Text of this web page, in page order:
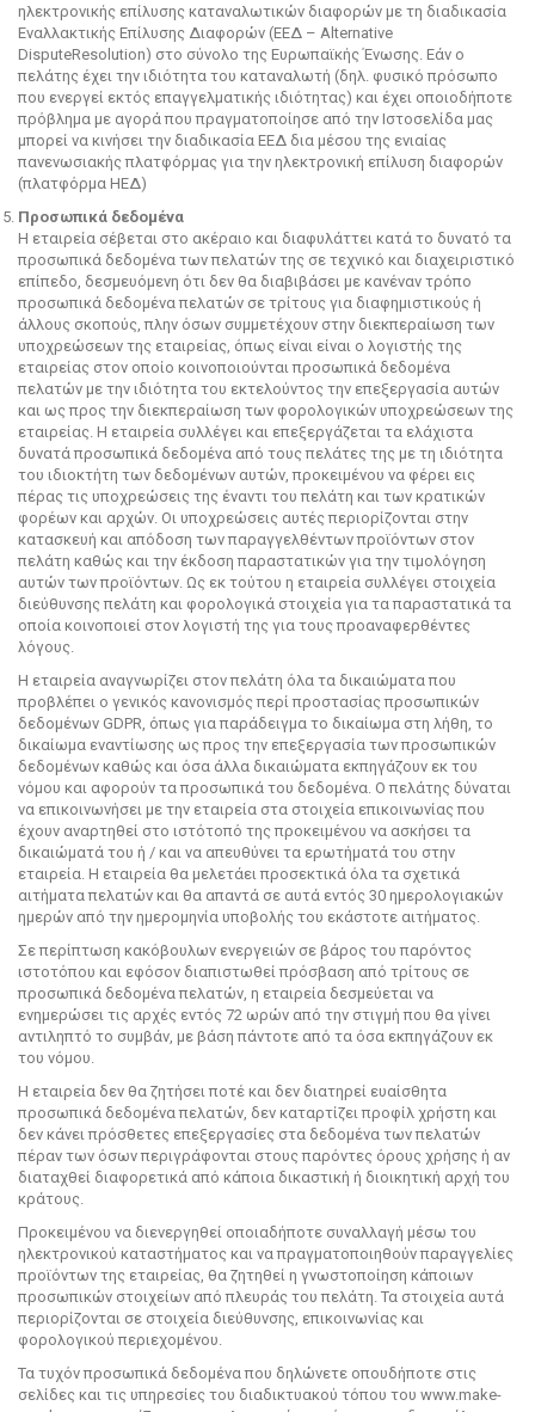
ηλεκτρονικής επίλυσης καταναλωτικών διαφορών με τη διαδικασία
Εναλλακτικής Επίλυσης Διαφορών (ΕΕΔ – Alternative
DisputeResolution) στο σύνολο της Ευρωπαϊκής Ένωσης. Εάν ο
πελάτης έχει την ιδιότητα του καταναλωτή (δηλ. φυσικό πρόσωπο
που ενεργεί εκτός επαγγελματικής ιδιότητας) και έχει οποιοδήποτε
πρόβλημα με αγορά που πραγματοποίησε από την Ιστοσελίδα μας
μπορεί να κινήσει την διαδικασία ΕΕΔ δια μέσου της ενιαίας
πανενωσιακής πλατφόρμας για την ηλεκτρονική επίλυση διαφορών
(πλατφόρμα ΗΕΔ)
Προσωπικά δεδομένα
Η εταιρεία σέβεται στο ακέραιο και διαφυλάττει κατά το δυνατό τα
προσωπικά δεδομένα των πελατών της σε τεχνικό και διαχειριστικό
επίπεδο, δεσμευόμενη ότι δεν θα διαβιβάσει με κανέναν τρόπο
προσωπικά δεδομένα πελατών σε τρίτους για διαφημιστικούς ή
άλλους σκοπούς, πλην όσων συμμετέχουν στην διεκπεραίωση των
υποχρεώσεων της εταιρείας, όπως είναι είναι ο λογιστής της
εταιρείας στον οποίο κοινοποιούνται προσωπικά δεδομένα
πελατών με την ιδιότητα του εκτελούντος την επεξεργασία αυτών
και ως προς την διεκπεραίωση των φορολογικών υποχρεώσεων της
εταιρείας. Η εταιρεία συλλέγει και επεξεργάζεται τα ελάχιστα
δυνατά προσωπικά δεδομένα από τους πελάτες της με τη ιδιότητα
του ιδιοκτήτη των δεδομένων αυτών, προκειμένου να φέρει εις
πέρας τις υποχρεώσεις της έναντι του πελάτη και των κρατικών
φορέων και αρχών. Οι υποχρεώσεις αυτές περιορίζονται στην
κατασκευή και απόδοση των παραγγελθέντων προϊόντων στον
πελάτη καθώς και την έκδοση παραστατικών για την τιμολόγηση
αυτών των προϊόντων. Ως εκ τούτου η εταιρεία συλλέγει στοιχεία
διεύθυνσης πελάτη και φορολογικά στοιχεία για τα παραστατικά τα
οποία κοινοποιεί στον λογιστή της για τους προαναφερθέντες
λόγους.
Η εταιρεία αναγνωρίζει στον πελάτη όλα τα δικαιώματα που
προβλέπει ο γενικός κανονισμός περί προστασίας προσωπικών
δεδομένων GDPR, όπως για παράδειγμα το δικαίωμα στη λήθη, το
δικαίωμα εναντίωσης ως προς την επεξεργασία των προσωπικών
δεδομένων καθώς και όσα άλλα δικαιώματα εκπηγάζουν εκ του
νόμου και αφορούν τα προσωπικά του δεδομένα. Ο πελάτης δύναται
να επικοινωνήσει με την εταιρεία στα στοιχεία επικοινωνίας που
έχουν αναρτηθεί στο ιστότοπό της προκειμένου να ασκήσει τα
δικαιώματά του ή / και να απευθύνει τα ερωτήματά του στην
εταιρεία. Η εταιρεία θα μελετάει προσεκτικά όλα τα σχετικά
αιτήματα πελατών και θα απαντά σε αυτά εντός 30 ημερολογιακών
ημερών από την ημερομηνία υποβολής του εκάστοτε αιτήματος.
Σε περίπτωση κακόβουλων ενεργειών σε βάρος του παρόντος
ιστοτόπου και εφόσον διαπιστωθεί πρόσβαση από τρίτους σε
προσωπικά δεδομένα πελατών, η εταιρεία δεσμεύεται να
ενημερώσει τις αρχές εντός 72 ωρών από την στιγμή που θα γίνει
αντιληπτό το συμβάν, με βάση πάντοτε από τα όσα εκπηγάζουν εκ
του νόμου.
Η εταιρεία δεν θα ζητήσει ποτέ και δεν διατηρεί ευαίσθητα
προσωπικά δεδομένα πελατών, δεν καταρτίζει προφίλ χρήστη και
δεν κάνει πρόσθετες επεξεργασίες στα δεδομένα των πελατών
πέραν των όσων περιγράφονται στους παρόντες όρους χρήσης ή αν
διαταχθεί διαφορετικά από κάποια δικαστική ή διοικητική αρχή του
κράτους.
Προκειμένου να διενεργηθεί οποιαδήποτε συναλλαγή μέσω του
ηλεκτρονικού καταστήματος και να πραγματοποιηθούν παραγγελίες
προϊόντων της εταιρείας, θα ζητηθεί η γνωστοποίηση κάποιων
προσωπικών στοιχείων από πλευράς του πελάτη. Τα στοιχεία αυτά
περιορίζονται σε στοιχεία διεύθυνσης, επικοινωνίας και
φορολογικού περιεχομένου.
Τα τυχόν προσωπικά δεδομένα που δηλώνετε οπουδήποτε στις
σελίδες και τις υπηρεσίες του διαδικτυακού τόπου του www.make-